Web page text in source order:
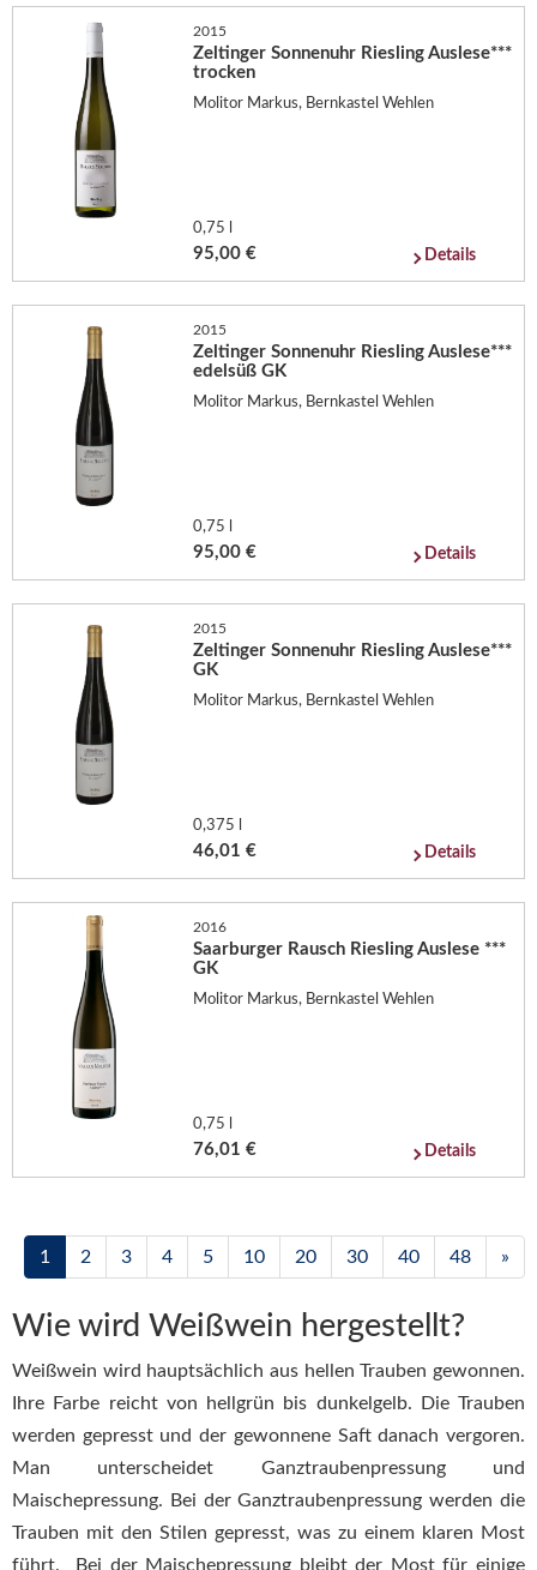
2015
Zeltinger Sonnenuhr Riesling Auslese***
trocken
Molitor Markus, Bernkastel Wehlen
0,75 l
95,00 € Details
2015
Zeltinger Sonnenuhr Riesling Auslese***
edelsüß GK
Molitor Markus, Bernkastel Wehlen
0,75 l
95,00 € Details
2015
Zeltinger Sonnenuhr Riesling Auslese***
GK
Molitor Markus, Bernkastel Wehlen
0,375 l
46,01 € Details
2016
Saarburger Rausch Riesling Auslese ***
GK
Molitor Markus, Bernkastel Wehlen
0,75 l
76,01 € Details
1 2 3 4 5 10 20 30 40 48 »
Wie wird Weißwein hergestellt?
Weißwein wird hauptsächlich aus hellen Trauben gewonnen.
Ihre Farbe reicht von hellgrün bis dunkelgelb. Die Trauben
werden gepresst und der gewonnene Saft danach vergoren.
Man unterscheidet Ganztraubenpressung und
Maischepressung. Bei der Ganztraubenpressung werden die
Trauben mit den Stilen gepresst, was zu einem klaren Most
führt. Bei der Maischepressung bleibt der Most für einige